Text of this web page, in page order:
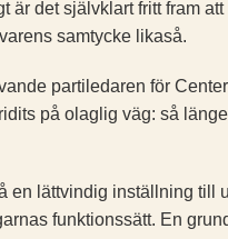
är det självklart fritt fram
samtycke likaså.
partiledaren för
på olaglig väg: så
en lättvindig inställning till
funktionssätt. En